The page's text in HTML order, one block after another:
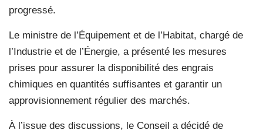
progressé.
Le ministre de l’Équipement et de l’Habitat, chargé de
l’Industrie et de l’Énergie, a présenté les mesures
prises pour assurer la disponibilité des engrais
chimiques en quantités suffisantes et garantir un
approvisionnement régulier des marchés.
À l’issue des discussions, le Conseil a décidé de